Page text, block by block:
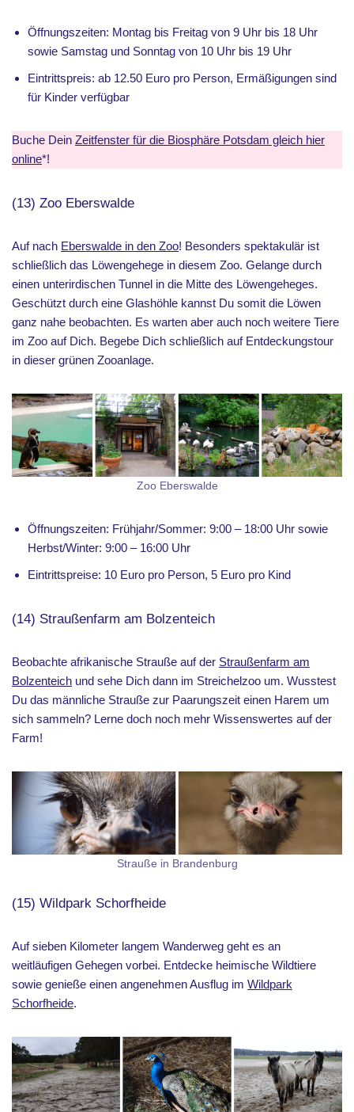
Öffnungszeiten: Montag bis Freitag von 9 Uhr bis 18 Uhr
sowie Samstag und Sonntag von 10 Uhr bis 19 Uhr
Eintrittspreis: ab 12.50 Euro pro Person, Ermäßigungen sind
für Kinder verfügbar
Buche Dein Zeitfenster für die Biosphäre Potsdam gleich hier
online*!
(13) Zoo Eberswalde
Auf nach Eberswalde in den Zoo! Besonders spektakulär ist
schließlich das Löwengehege in diesem Zoo. Gelange durch
einen unterirdischen Tunnel in die Mitte des Löwengeheges.
Geschützt durch eine Glashöhle kannst Du somit die Löwen
ganz nahe beobachten. Es warten aber auch noch weitere Tiere
im Zoo auf Dich. Begebe Dich schließlich auf Entdeckungstour
in dieser grünen Zooanlage.
Zoo Eberswalde
Öffnungszeiten: Frühjahr/Sommer: 9:00 – 18:00 Uhr sowie
Herbst/Winter: 9:00 – 16:00 Uhr
Eintrittspreise: 10 Euro pro Person, 5 Euro pro Kind
(14) Straußenfarm am Bolzenteich
Beobachte afrikanische Strauße auf der Straußenfarm am
Bolzenteich und sehe Dich dann im Streichelzoo um. Wusstest
Du das männliche Strauße zur Paarungszeit einen Harem um
sich sammeln? Lerne doch noch mehr Wissenswertes auf der
Farm!
Strauße in Brandenburg
(15) Wildpark Schorfheide
Auf sieben Kilometer langem Wanderweg geht es an
weitläufigen Gehegen vorbei. Entdecke heimische Wildtiere
sowie genieße einen angenehmen Ausflug im Wildpark
Schorfheide.